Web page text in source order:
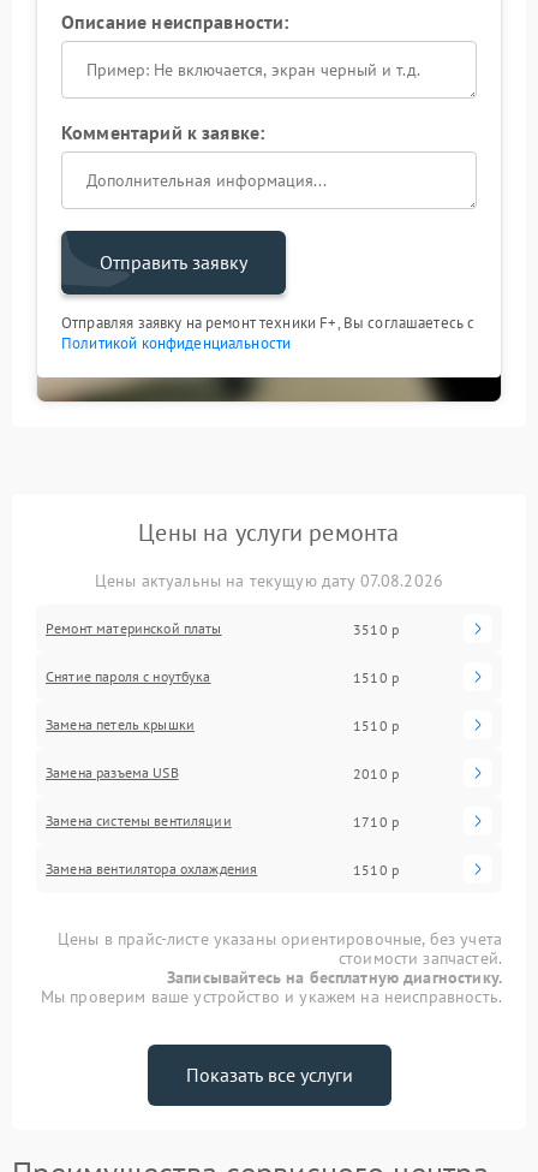
Описание неисправности:
Комментарий к заявке:
Отправить заявку
Отправляя заявку на ремонт техники F+, Вы соглашаетесь с
Политикой конфиденциальности
Цены на услуги ремонта
Цены актуальны на текущую дату 07.08.2026
Ремонт материнской платы 3510 р
Снятие пароля с ноутбука 1510 р
Замена петель крышки 1510 р
Замена разъема USB 2010 р
Замена системы вентиляции 1710 р
Замена вентилятора охлаждения 1510 р
Цены в прайс-листе указаны ориентировочные, без учета
стоимости запчастей.
Записывайтесь на бесплатную диагностику.
Мы проверим ваше устройство и укажем на неисправность.
Показать все услуги